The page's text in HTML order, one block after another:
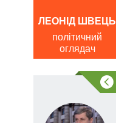
ЛЕОНІД ШВЕЦЬ
політичний
оглядач